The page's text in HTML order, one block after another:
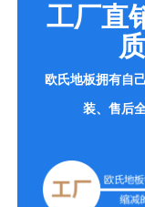
工厂直
欧氏地板拥有自
装、售后